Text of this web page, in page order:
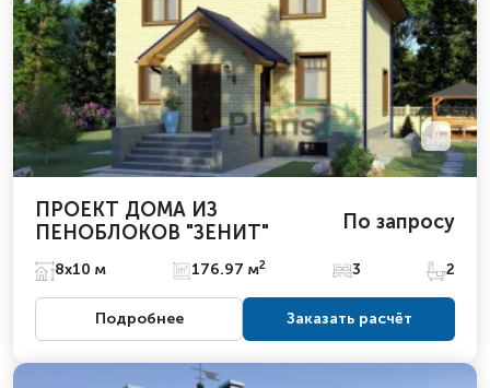
ПРОЕКТ ДОМА ИЗ
ПЕНОБЛОКОВ "ЗЕНИТ"
По запросу
8х10 м 176.97 м2 3 2
Подробнее Заказать расчёт